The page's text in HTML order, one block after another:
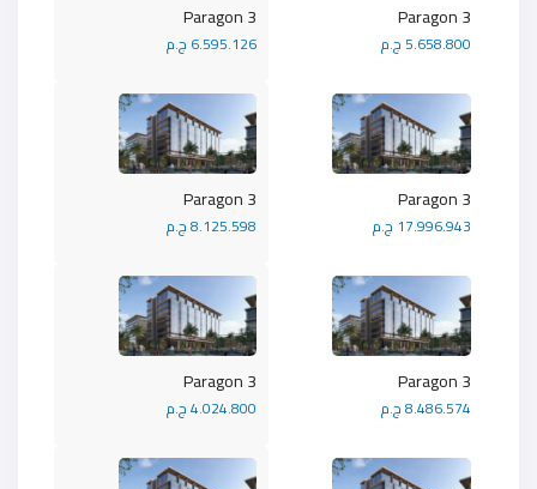
Paragon 3
6.595.126 ج.م
Paragon 3
5.658.800 ج.م
Paragon 3
8.125.598 ج.م
Paragon 3
17.996.943 ج.م
Paragon 3
4.024.800 ج.م
Paragon 3
8.486.574 ج.م